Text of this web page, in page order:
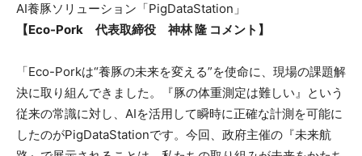
AI養豚ソリューション「PigDataStation」
【Eco-Pork 代表取締役 神林 隆 コメント】
「Eco-Porkは“養豚の未来を変える”を使命に、現場の課題解
決に取り組んできました。『豚の体重測定は難しい』という
従来の常識に対し、AIを活用して瞬時に正確な計測を可能に
したのがPigDataStationです。今回、政府主催の『未来航